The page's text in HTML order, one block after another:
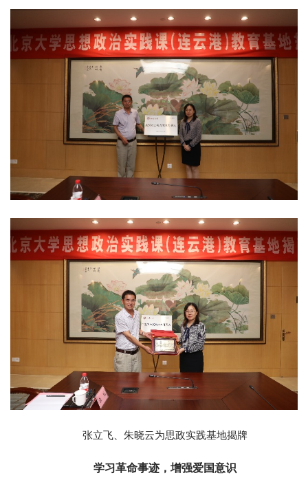
张立飞、朱晓云为思政实践基地揭牌
学习革命事迹，增强爱国意识